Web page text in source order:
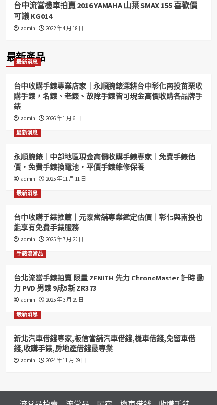
台中流當機車拍賣 2016 YAMAHA 山葉 SMAX 155 喜歡價
可議 KG014
admin 2022 年 4 月 18 日
最新產品
最新消息
台中收購手錶專業店家｜永順腕錶深耕台中彰化南投苗栗收
購手錶，名錶、老錶、故障手錶皆可現金高價收購各品牌手
錶
admin 2026 年 1 月 6 日
最新消息
永順腕錶｜中部地區現金高價收購手錶專家｜免費手錶估
價・免費手錶換電池・平價手錶維修保養
admin 2025 年 11 月 11 日
最新消息
台中收購手錶推薦｜元泰當舖專業鑑定估價｜彰化與南投也
能享有免費手錶服務
admin 2025 年 7 月 22 日
手錶流當品
台北流當手錶拍賣 限量 ZENITH 先力 ChronoMaster 計時 動
力 PVD 男錶 9成5新 ZR373
admin 2025 年 3 月 29 日
最新消息
新北汽車借錢專家,板信當舖汽車借錢,機車借錢,免留車借
錢,收購手錶,房地產借錢最專業
admin 2024 年 11 月 29 日